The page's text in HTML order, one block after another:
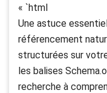
« `html
Une astuce
référencement
structurées sur
les balises
recherche à